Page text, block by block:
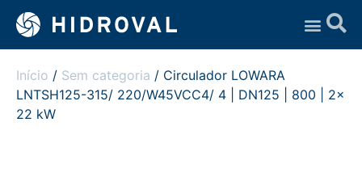
Início / Sem categoria / Circulador LOWARA
LNTSH125-315/ 220/W45VCC4/ 4 | DN125 | 800 | 2x
22 kW